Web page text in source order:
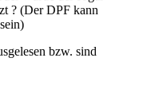
? (Der DPF kann
bzw. sind